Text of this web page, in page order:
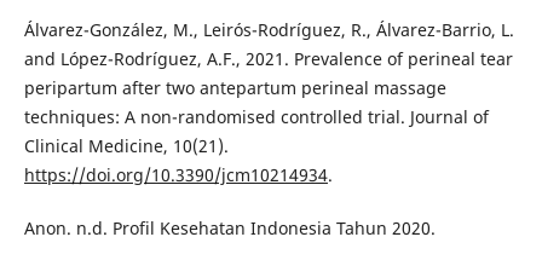
Álvarez-González, M., Leirós-Rodríguez, R., Álvarez-Barrio, L.
and López-Rodríguez, A.F., 2021. Prevalence of perineal tear
peripartum after two antepartum perineal massage
techniques: A non-randomised controlled trial. Journal of
Clinical Medicine, 10(21).
https://doi.org/10.3390/jcm10214934.
Anon. n.d. Profil Kesehatan Indonesia Tahun 2020.